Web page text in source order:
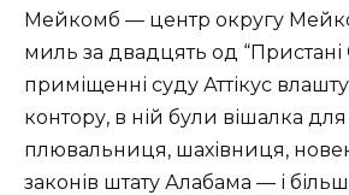
Мейкомб — центр округу
миль за двадцять од “Пристані
приміщенні суду Аттікус
контору, в ній були вішалка
плювальниця, шахівниця,
законів штату Алабама — і